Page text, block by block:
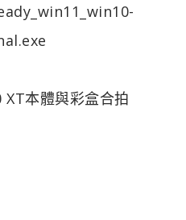
XT本體與彩盒合拍